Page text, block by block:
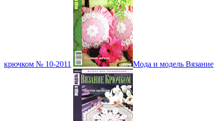
крючком № 10-2011 Мода и модель Вязание